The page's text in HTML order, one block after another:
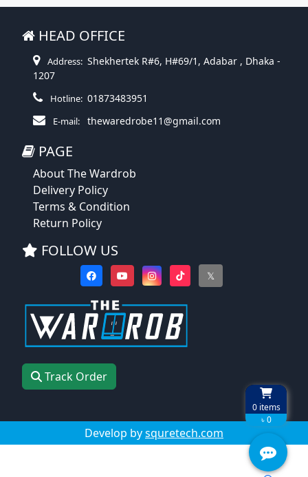
0items
৳ 0
HEAD OFFICE
Address: Shekhertek R#6, H#69/1, Adabar , Dhaka -
1207
Hotline: 01873483951
E-mail: thewaredrobe11@gmail.com
PAGE
About The Wardrob
Delivery Policy
Terms & Condition
Return Policy
FOLLOW US
𝕏
Track Order
Develop bysquretech.com